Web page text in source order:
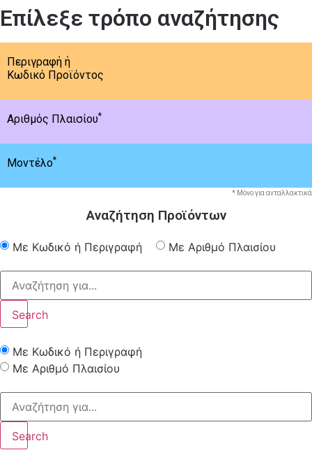
Επίλεξε τρόπο αναζήτησης
Περιγραφή ή
Κωδικό Προϊόντος
Αριθμός Πλαισίου*
Μοντέλο*
* Μόνο για ανταλλακτικά
Αναζήτηση Προϊόντων
Με Κωδικό ή Περιγραφή Με Αριθμό Πλαισίου
Search
Με Κωδικό ή Περιγραφή
Με Αριθμό Πλαισίου
Search